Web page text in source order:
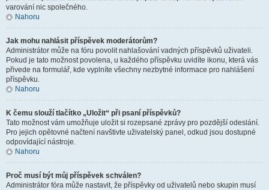
varování nic společného.
Nahoru
Jak mohu nahlásit příspěvek moderátorům?
Administrátor může na fóru povolit nahlašování vadných příspěvků uživateli.
Pokud je tato možnost povolena, u každého příspěvku uvidíte ikonu, která vás
přivede na formulář, kde vyplníte všechny nezbytné informace pro nahlášení
příspěvku.
Nahoru
K čemu slouží tlačítko „Uložit“ při psaní příspěvků?
Tato možnost vám umožňuje uložit si rozepsané zprávy pro pozdější odeslání.
Pro jejich opětovné načtení navštivte uživatelský panel, odkud jsou dostupné
odpovídající nástroje.
Nahoru
Proč musí být můj příspěvek schválen?
Administrátor fóra může nastavit, že příspěvky od uživatelů nebo skupin musí